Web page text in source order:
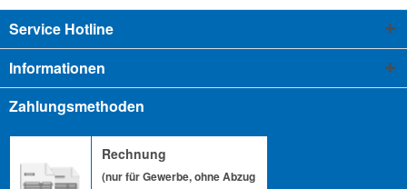
Service Hotline
Informationen
Zahlungsmethoden
Rechnung
(nur für Gewerbe, ohne Abzug